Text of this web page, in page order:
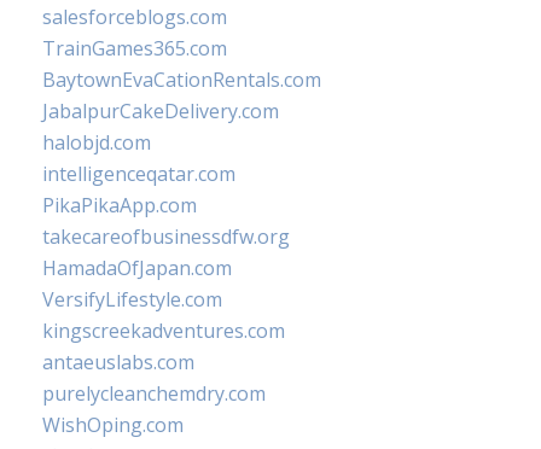
salesforceblogs.com
TrainGames365.com
BaytownEvaCationRentals.com
JabalpurCakeDelivery.com
halobjd.com
intelligenceqatar.com
PikaPikaApp.com
takecareofbusinessdfw.org
HamadaOfJapan.com
VersifyLifestyle.com
kingscreekadventures.com
antaeuslabs.com
purelycleanchemdry.com
WishOping.com